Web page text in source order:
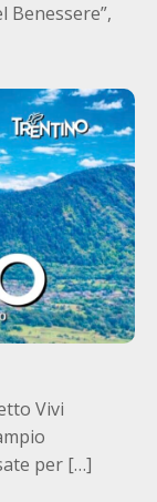
Benessere”,
Vivi
per […]